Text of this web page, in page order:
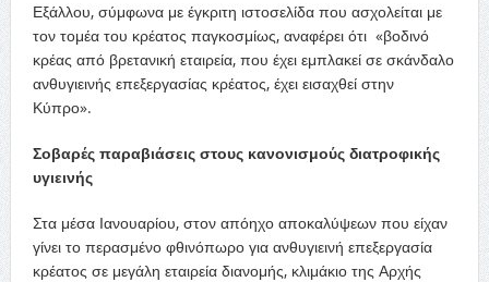
Εξάλλου, σύμφωνα με έγκριτη ιστοσελίδα που ασχολείται με
τον τομέα του κρέατος παγκοσμίως, αναφέρει ότι «βοδινό
κρέας από βρετανική εταιρεία, που έχει εμπλακεί σε σκάνδαλο
ανθυγιεινής επεξεργασίας κρέατος, έχει εισαχθεί στην
Κύπρο».
Σοβαρές παραβιάσεις στους κανονισμούς διατροφικής
υγιεινής
Στα μέσα Ιανουαρίου, στον απόηχο αποκαλύψεων που είχαν
γίνει το περασμένο φθινόπωρο για ανθυγιεινή επεξεργασία
κρέατος σε μεγάλη εταιρεία διανομής, κλιμάκιο της Αρχής